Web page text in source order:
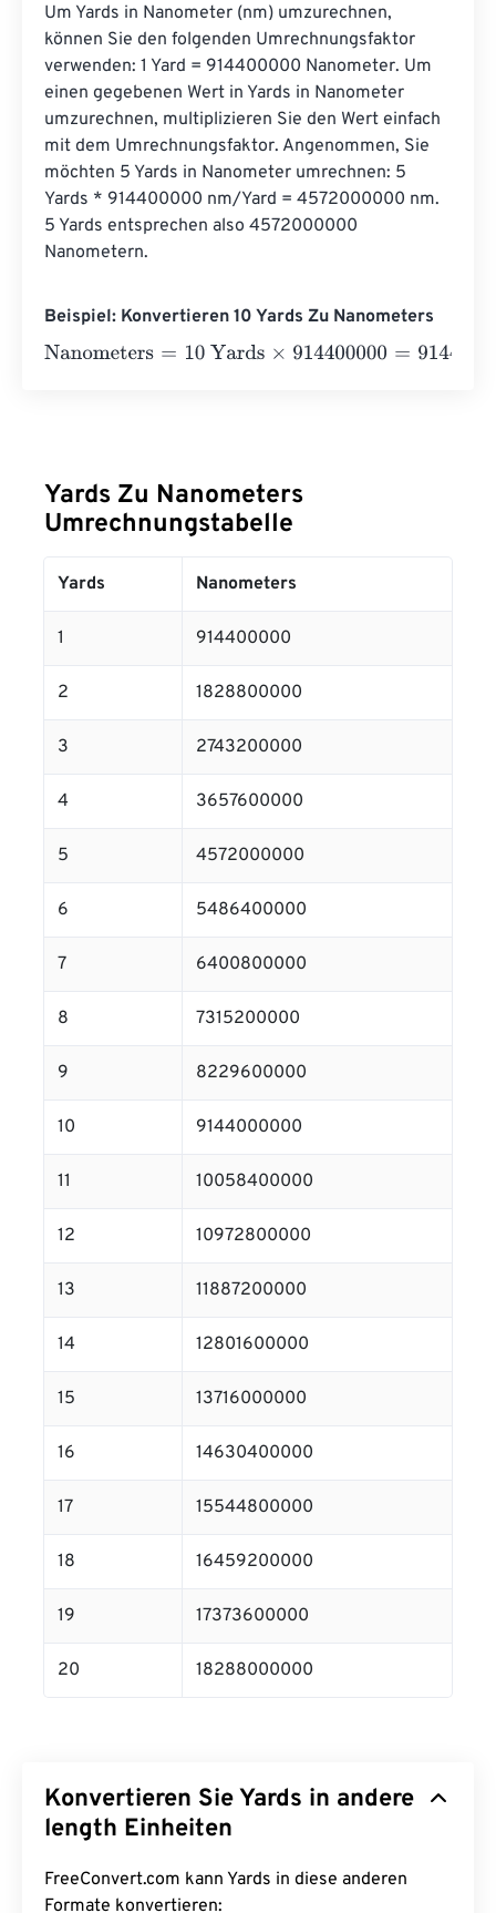
Um Yards in Nanometer (nm) umzurechnen,
können Sie den folgenden Umrechnungsfaktor
verwenden: 1 Yard = 914400000 Nanometer. Um
einen gegebenen Wert in Yards in Nanometer
umzurechnen, multiplizieren Sie den Wert einfach
mit dem Umrechnungsfaktor. Angenommen, Sie
möchten 5 Yards in Nanometer umrechnen: 5
Yards * 914400000 nm/Yard = 4572000000 nm.
5 Yards entsprechen also 4572000000
Nanometern.
Beispiel: Konvertieren 10 Yards Zu Nanometers
Nanometers= 10 Yards×914400000=9144000000
Yards Zu Nanometers
Umrechnungstabelle
Yards Nanometers
1 914400000
2 1828800000
3 2743200000
4 3657600000
5 4572000000
6 5486400000
7 6400800000
8 7315200000
9 8229600000
10 9144000000
11 10058400000
12 10972800000
13 11887200000
14 12801600000
15 13716000000
16 14630400000
17 15544800000
18 16459200000
19 17373600000
20 18288000000
Konvertieren Sie Yards in andere
length Einheiten
FreeConvert.com kann Yards in diese anderen
Formate konvertieren: